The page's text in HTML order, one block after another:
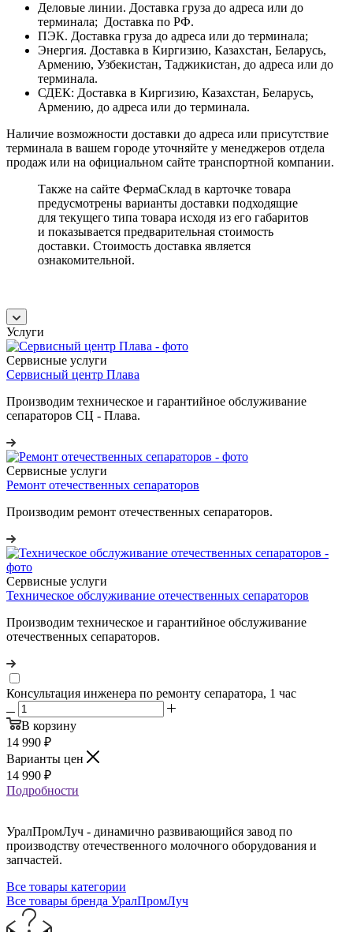
Деловые линии. Доставка груза до адреса или до
терминала; Доставка по РФ.
ПЭК. Доставка груза до адреса или до терминала;
Энергия. Доставка в Киргизию, Казахстан, Беларусь,
Армению, Узбекистан, Таджикистан, до адреса или до
терминала.
СДЕК: Доставка в Киргизию, Казахстан, Беларусь,
Армению, до адреса или до терминала.
Наличие возможности доставки до адреса или присутствие
терминала в вашем городе уточняйте у менеджеров отдела
продаж или на официальном сайте транспортной компании.
Также на сайте ФермаСклад в карточке товара
предусмотрены варианты доставки подходящие
для текущего типа товара исходя из его габаритов
и показывается предварительная стоимость
доставки. Стоимость доставка является
ознакомительной.
Услуги
Сервисные услуги
Сервисный центр Плава
Производим техническое и гарантийное обслуживание
сепараторов СЦ - Плава.
Сервисные услуги
Ремонт отечественных сепараторов
Производим ремонт отечественных сепараторов.
Сервисные услуги
Техническое обслуживание отечественных сепараторов
Производим техническое и гарантийное обслуживание
отечественных сепараторов.
Консультация инженера по ремонту сепаратора, 1 час
В корзину
14 990 ₽
Варианты цен
14 990 ₽
Подробности
УралПромЛуч - динамично развивающийся завод по
производству отечественного молочного оборудования и
запчастей.
Все товары категории
Все товары бренда УралПромЛуч